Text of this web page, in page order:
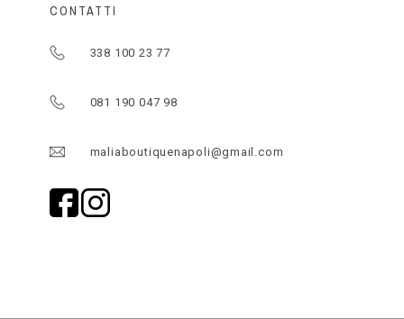
CONTATTI
338 100 23 77
081 190 047 98
maliaboutiquenapoli@gmail.com